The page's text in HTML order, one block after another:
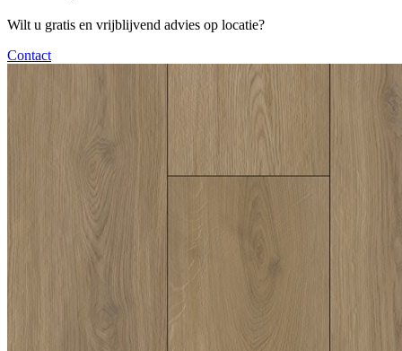
Wilt u gratis en vrijblijvend advies op locatie?
Contact